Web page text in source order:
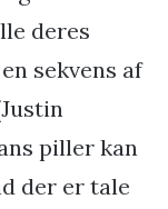
deres
sekvens af
piller kan
der er tale